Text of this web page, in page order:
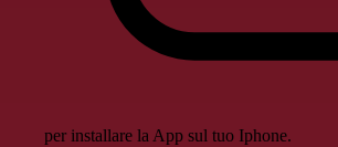
per installare la App sul tuo Iphone.